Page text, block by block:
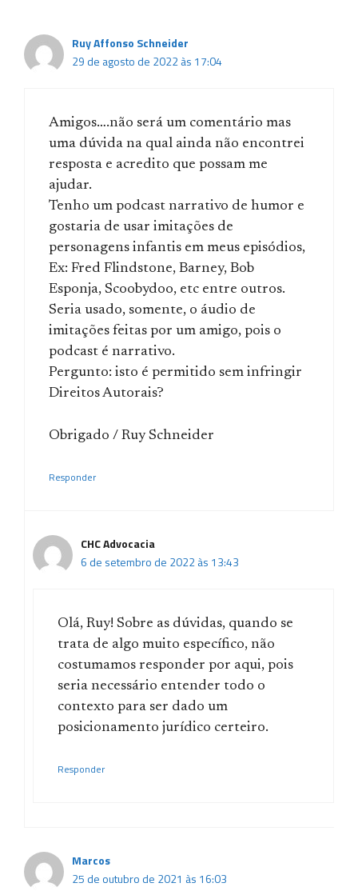
Ruy Affonso Schneider
29 de agosto de 2022 às 17:04
Amigos….não será um comentário mas
uma dúvida na qual ainda não encontrei
resposta e acredito que possam me
ajudar.
Tenho um podcast narrativo de humor e
gostaria de usar imitações de
personagens infantis em meus episódios,
Ex: Fred Flindstone, Barney, Bob
Esponja, Scoobydoo, etc entre outros.
Seria usado, somente, o áudio de
imitações feitas por um amigo, pois o
podcast é narrativo.
Pergunto: isto é permitido sem infringir
Direitos Autorais?
Obrigado / Ruy Schneider
Responder
CHC Advocacia
6 de setembro de 2022 às 13:43
Olá, Ruy! Sobre as dúvidas, quando se
trata de algo muito específico, não
costumamos responder por aqui, pois
seria necessário entender todo o
contexto para ser dado um
posicionamento jurídico certeiro.
Responder
Marcos
25 de outubro de 2021 às 16:03